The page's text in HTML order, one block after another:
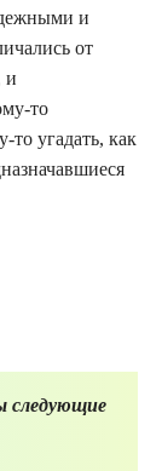
и
от
и
то
то угадать, как
следующие